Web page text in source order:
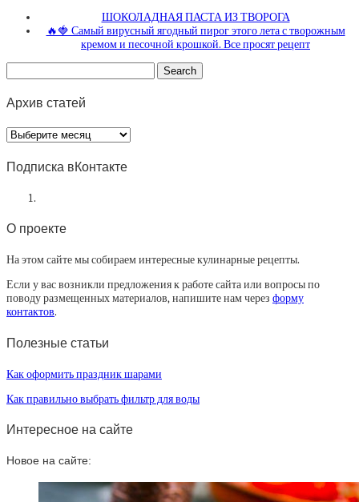
ШОКОЛАДНАЯ ПАСТА ИЗ ТВОРОГА
🔥🍓 Самый вирусный ягодный пирог этого лета с творожным
кремом и песочной крошкой. Все просят рецепт
Архив статей
Архив
статей
Подписка вКонтакте
О проекте
На этом сайте мы собираем интересные кулинарные рецепты.
Если у вас возникли предложения к работе сайта или вопросы по
поводу размещенных материалов, напишите нам через форму
контактов.
Полезные статьи
Как оформить праздник шарами
Как правильно выбрать фильтр для воды
Интересное на сайте
Новое на сайте: